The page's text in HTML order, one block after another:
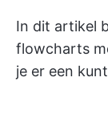
In dit artikel
flowcharts
je er een